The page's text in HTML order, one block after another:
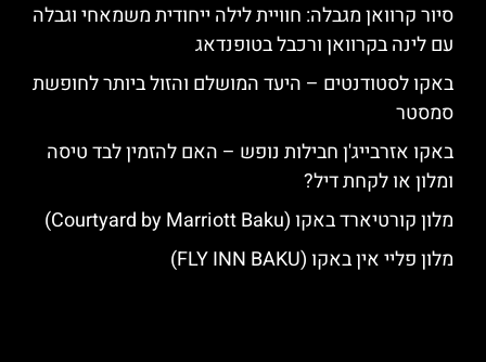
סיור קרוואן מגבלה: חוויית לילה ייחודית משמאחי וגבלה
עם לינה בקרוואן ורכבל בטופנדאג
באקו לסטודנטים – היעד המושלם והזול ביותר לחופשת
סמסטר
באקו אזרבייג'ן חבילות נופש – האם להזמין לבד טיסה
ומלון או לקחת דיל?
מלון קורטיארד באקו (Courtyard by Marriott Baku)
מלון פליי אין באקו (FLY INN BAKU)